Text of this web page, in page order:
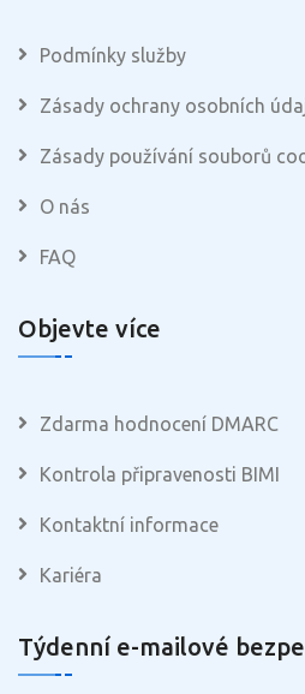
Podmínky služby
Zásady ochrany osobních
Zásady používání souborů
O nás
FAQ
Objevte více
Zdarma hodnocení DMARC
Kontrola připravenosti BIMI
Kontaktní informace
Kariéra
Týdenní e-mailové